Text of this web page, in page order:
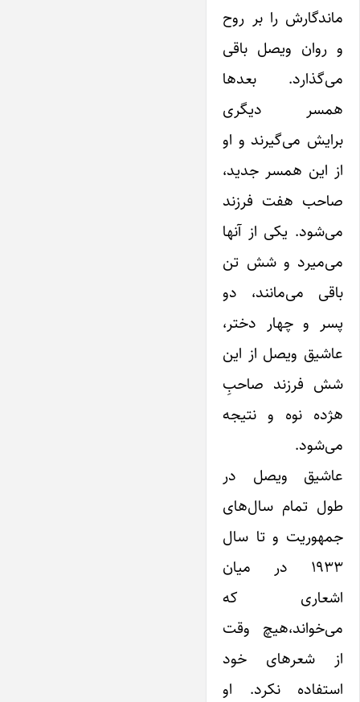
ماندگارش را بر روح
و روان ویصل باقی
می‌گذارد. بعدها
همسر دیگری
برایش می‌گیرند و او
از این همسر جدید،
صاحب هفت فرزند
می‌شود. یکی از آنها
می‌میرد و شش تن
باقی می‌مانند، دو
پسر و چهار دختر،
عاشیق ویصل از‌ این
شش فرزند صاحبِ
هژده نوه و نتیجه
می‌شود.
عاشیق ویصل در
طول تمام سال‌های
جمهوریت و تا سال
۱۹۳۳ در میان
‌اشعاری که
می‌خواند،هیچ وقت
از شعرهای خود
استفاده نکرد. او